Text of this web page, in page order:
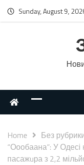
Sunday, August 9,
Home
Без
“Оообаана”: У Одесі
пасажuра з 2,2